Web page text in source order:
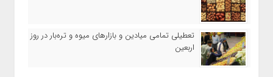
تعطیلی تمامی میادین و بازارهای میوه و تره‌بار در روز
اربعین